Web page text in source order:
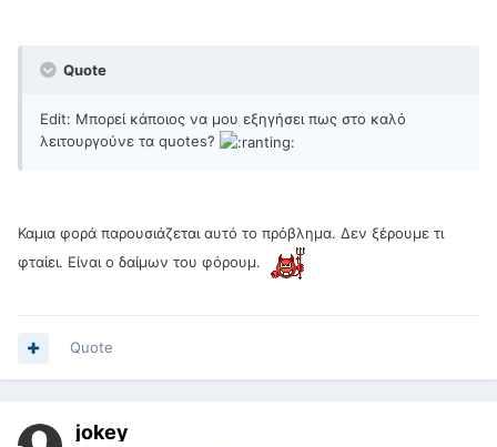
Quote
Edit: Μπορεί κάποιος να μου εξηγήσει πως στο καλό
λειτουργούνε τα quotes?
Καμια φορά παρουσιάζεται αυτό το πρόβλημα. Δεν ξέρουμε τι
φταίει. Είναι ο δαίμων του φόρουμ.
Quote
jokey